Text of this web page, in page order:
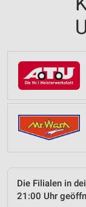
Die Filialen in
21:00 Uhr